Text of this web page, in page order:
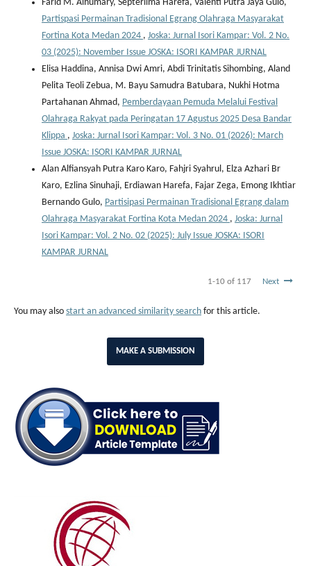
Farid M. Alhumary, Septerlima Harefa, Valenti Putra Jaya Gulo,
Partispasi Permainan Tradisional Egrang Olahraga Masyarakat
Fortina Kota Medan 2024 , Joska: Jurnal Isori Kampar: Vol. 2 No.
03 (2025): November Issue JOSKA: ISORI KAMPAR JURNAL
Elisa Haddina, Annisa Dwi Amri, Abdi Trinitatis Sihombing, Aland
Pelita Teoli Zebua, M. Bayu Samudra Batubara, Nukhi Hotma
Partahanan Ahmad, Pemberdayaan Pemuda Melalui Festival
Olahraga Rakyat pada Peringatan 17 Agustus 2025 Desa Bandar
Klippa , Joska: Jurnal Isori Kampar: Vol. 3 No. 01 (2026): March
Issue JOSKA: ISORI KAMPAR JURNAL
Alan Alfiansyah Putra Karo Karo, Fahjri Syahrul, Elza Azhari Br
Karo, Ezlina Sinuhaji, Erdiawan Harefa, Fajar Zega, Emong Ikhtiar
Bernando Gulo, Partisipasi Permainan Tradisional Egrang dalam
Olahraga Masyarakat Fortina Kota Medan 2024 , Joska: Jurnal
Isori Kampar: Vol. 2 No. 02 (2025): July Issue JOSKA: ISORI
KAMPAR JURNAL
1-10 of 117 Next
You may also start an advanced similarity search for this article.
MAKE A SUBMISSION